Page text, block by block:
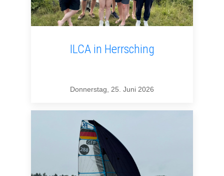
ILCA in Herrsching
Donnerstag, 25. Juni 2026